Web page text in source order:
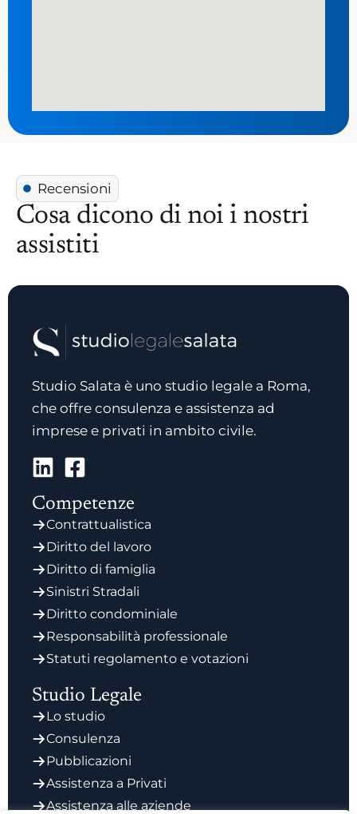
Recensioni
Cosa dicono di noi i nostri
assistiti
Studio Salata è uno studio legale a Roma,
che offre consulenza e assistenza ad
imprese e privati in ambito civile.
Competenze
Contrattualistica
Diritto del lavoro
Diritto di famiglia
Sinistri Stradali
Diritto condominiale
Responsabilità professionale
Statuti regolamento e votazioni
Studio Legale
Lo studio
Consulenza
Pubblicazioni
Assistenza a Privati
Assistenza alle aziende